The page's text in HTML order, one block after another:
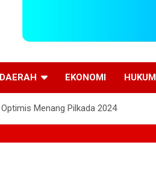
DAERAH EKONOMI HUKUM
Menang Pilkada 2024